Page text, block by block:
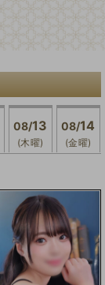
08/13
(木曜)
08/14
(金曜)